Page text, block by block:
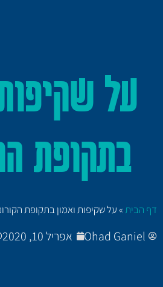
על
בתקופת
דף הבית»על שקיפות ואמון בתקופת
Ohad Ganiel אפריל 10, 2020